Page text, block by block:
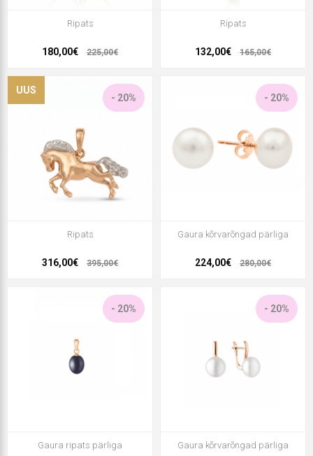
Ripats
180,00€ 225,00€
Ripats
132,00€ 165,00€
- 20%
UUS
Ripats
316,00€ 395,00€
- 20%
Gaura kõrvarõngad pärliga
224,00€ 280,00€
- 20%
Gaura ripats pärliga
- 20%
Gaura kõrvarõngad pärliga